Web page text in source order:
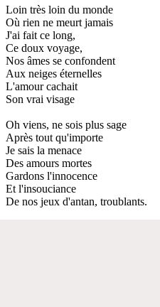
Loin très loin du monde
Où rien ne meurt jamais
J'ai fait ce long,
Ce doux voyage,
Nos âmes se confondent
Aux neiges éternelles
L'amour cachait
Son vrai visage
Oh viens, ne sois plus sage
Après tout qu'importe
Je sais la menace
Des amours mortes
Gardons l'innocence
Et l'insouciance
De nos jeux d'antan, troublants.